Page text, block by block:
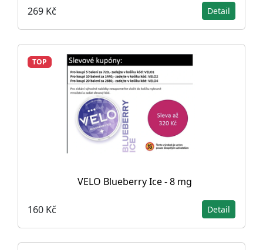
269 Kč Detail
TOP
VELO Blueberry Ice - 8 mg
160 Kč Detail